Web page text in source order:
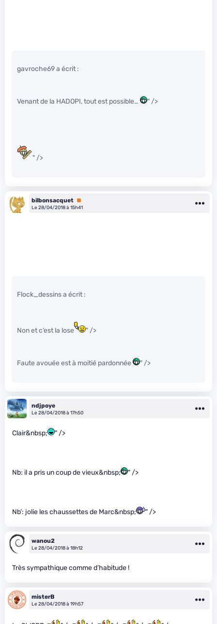
gavroche69 a écrit :
Venant de la HADOPI, tout est possible… " />
" />
bilbonsacquet Premium
Le 28/04/2018 à 15h41
Flock_dessins a écrit :
Non et c’est la lose " />
Faute avouée est à moitié pardonnée " />
ndjpoye
Le 28/04/2018 à 17h50
Clair&nbsp; " />
Nb: il a pris un coup de vieux&nbsp; " />
Nb’: jolie les chaussettes de Marc&nbsp; " />
wanou2
Le 28/04/2018 à 18h12
Très sympathique comme d’habitude !
misterB
Le 28/04/2018 à 19h57